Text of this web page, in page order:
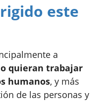
este
a
quieran trabajar
humanos, y más
de las personas y